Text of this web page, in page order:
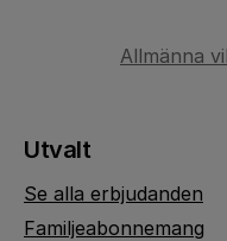
Allmänna
Utvalt
Se alla erbjudanden
Familjeabonnemang